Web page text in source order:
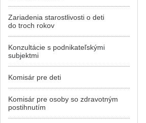
Zariadenia starostlivosti o deti
do troch rokov
Konzultácie s podnikateľskými
subjektmi
Komisár pre deti
Komisár pre osoby so zdravotným
postihnutím